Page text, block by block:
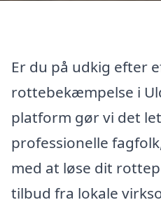
Er du på udkig efter
rottebekæmpelse i
platform gør vi det
professionelle
med at løse dit
tilbud fra lokale